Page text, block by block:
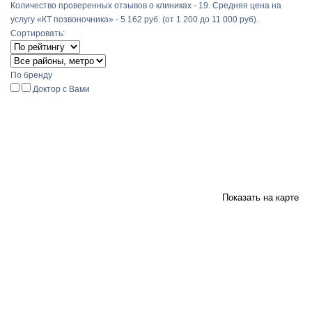
Количество проверенных отзывов о клиниках - 19. Средняя цена на
услугу «КТ позвоночника» - 5 162 руб. (от 1 200 до 11 000 руб).
Сортировать:
По бренду
Доктор с Вами
Показать на карте